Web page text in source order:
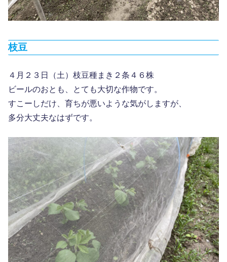
枝豆
４月２３日（土）枝豆種まき２条４６株
ビールのおとも、とても大切な作物です。
すこーしだけ、育ちが悪いような気がしますが、
多分大丈夫なはずです。